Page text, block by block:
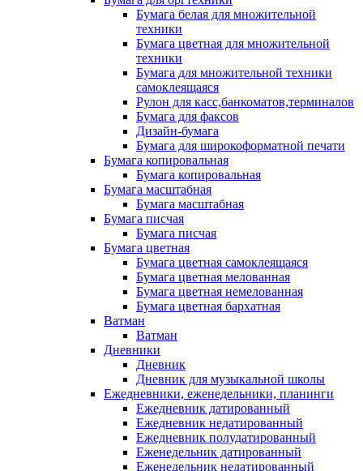
Бумага белая для множительной
техники
Бумага цветная для множительной
техники
Бумага для множительной техники
самоклеящаяся
Рулон для касс,банкоматов,терминалов
Бумага для факсов
Дизайн-бумага
Бумага для широкоформатной печати
Бумага копировальная
Бумага копировальная
Бумага масштабная
Бумага масштабная
Бумага писчая
Бумага писчая
Бумага цветная
Бумага цветная самоклеящаяся
Бумага цветная мелованная
Бумага цветная немелованная
Бумага цветная бархатная
Ватман
Ватман
Дневники
Дневник
Дневник для музыкальной школы
Ежедневники, еженедельники, планинги
Ежедневник датированный
Ежедневник недатированный
Ежедневник полудатированный
Еженедельник датированный
Еженедельник недатированный